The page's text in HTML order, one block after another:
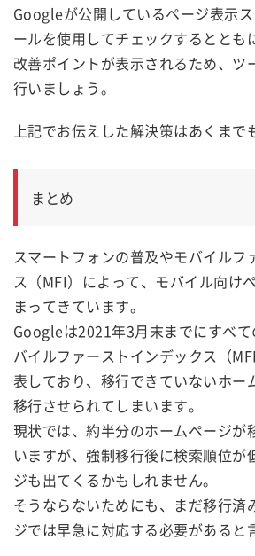
Googleが公開しているページ表示
ールを使用してチェックするととも
改善ポイントが表示されるため、ツ
行いましょう。
上記でお伝えした解決策はあくまで
まとめ
スマートフォンの普及やモバイルフ
ス（MFI）によって、モバイル向け
まってきています。
Googleは2021年3月末までにすべて
バイルファーストインデックス（
表しており、移行できていないホー
移行させられてしまいます。
現状では、約半分のホームページが
いますが、強制移行後に検索順位が
ジも出てくるかもしれません。
そうならないためにも、まだ移行済
ジでは早急に対応する必要があると